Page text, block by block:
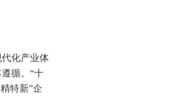
化产业体
循。“十
特新”企